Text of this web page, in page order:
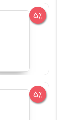
5%
5%